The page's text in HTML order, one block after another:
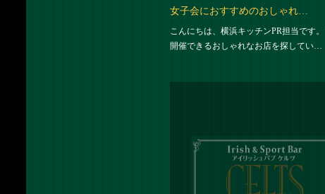
女子会におすすめのおしゃれ…
こんにちは、横浜キッチンPR担当です
開催できるおしゃれなお店を探してい…